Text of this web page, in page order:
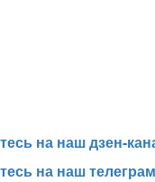
на наш дзен-
на наш